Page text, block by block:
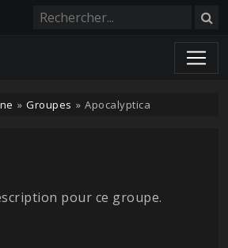
» Groupes » Apocalyptica
pour ce groupe.
cookies